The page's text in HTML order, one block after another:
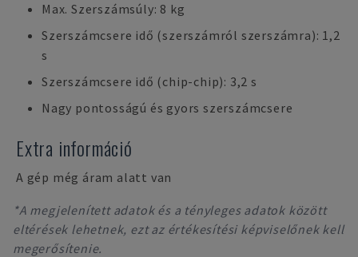
Max. Szerszámsúly: 8 kg
Szerszámcsere idő (szerszámról szerszámra): 1,2
s
Szerszámcsere idő (chip-chip): 3,2 s
Nagy pontosságú és gyors szerszámcsere
Extra információ
A gép még áram alatt van
*A megjelenített adatok és a tényleges adatok között
eltérések lehetnek, ezt az értékesítési képviselőnek kell
megerősítenie.